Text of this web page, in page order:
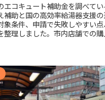
エコキュート補助金を調べて
補助と国の高効率給湯器支援
象条件、申請で失敗しやすい
整理しました。市内店舗での
、補助後の実負担額で比較する